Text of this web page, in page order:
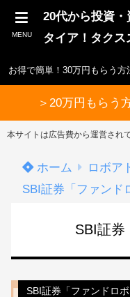
MENU
20代から投資・
タイア！タクス
お得で簡単！30万円もらう方
＞20万円もらう
本サイトは広告費から運営され
ホーム
ロボア
SBI証券「ファンド
SBI証券
SBI証券「ファンドロボ